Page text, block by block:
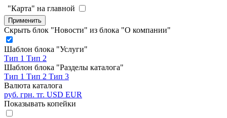
"Карта" на главной
Применить
Скрыть блок "Новости" из блока "О компании"
Шаблон блока "Услуги"
Тип 1 Тип 2
Шаблон блока "Разделы каталога"
Тип 1 Тип 2 Тип 3
Валюта каталога
руб. грн. тг. USD EUR
Показывать копейки